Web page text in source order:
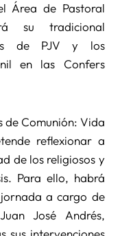
Área de Pastoral
su tradicional
de PJV y los
en las Confers
de Comunión: Vida
reflexionar a
de los religiosos y
Para ello, habrá
a cargo de
José Andrés,